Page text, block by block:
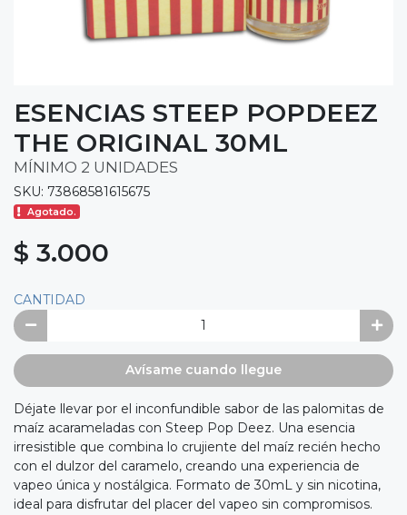
ESENCIAS STEEP POPDEEZ
THE ORIGINAL 30ML
MÍNIMO 2 UNIDADES
SKU: 73868581615675
Agotado.
$ 3.000
CANTIDAD
Avísame cuando llegue
Déjate llevar por el inconfundible sabor de las palomitas de
maíz acarameladas con Steep Pop Deez. Una esencia
irresistible que combina lo crujiente del maíz recién hecho
con el dulzor del caramelo, creando una experiencia de
vapeo única y nostálgica. Formato de 30mL y sin nicotina,
ideal para disfrutar del placer del vapeo sin compromisos.